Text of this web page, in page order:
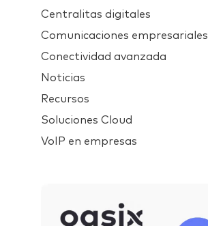
Centralitas digitales
Comunicaciones empresariales
Conectividad avanzada
Noticias
Recursos
Soluciones Cloud
VoIP en empresas